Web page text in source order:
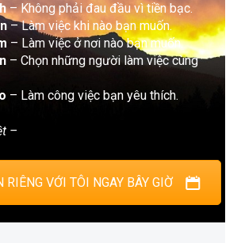
– Không phải đau đầu vì tiền bạc.
– Làm việc khi nào bạn muốn.
– Làm việc ở nơi nào bạn muốn.
– Chọn những người làm việc cùng
– Làm công việc bạn yêu thích.
–
VỚI TÔI NGAY BÂY GIỜ